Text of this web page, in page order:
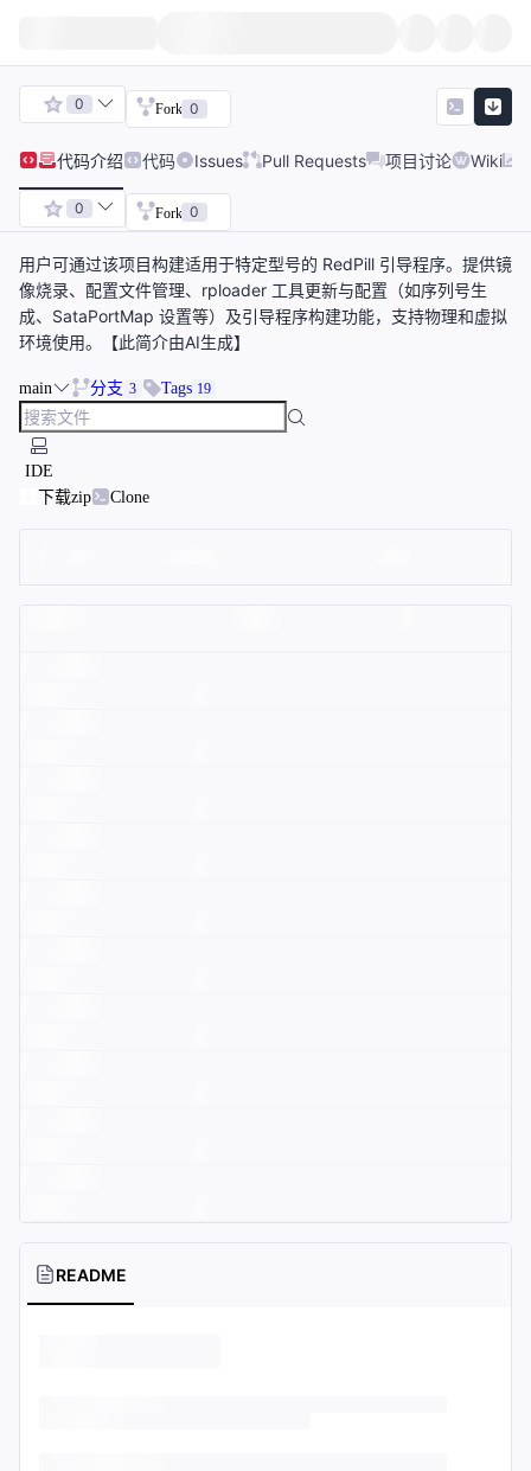
0 Fork 0
代码介绍 代码 Issues Pull Requests 项目讨论 Wiki
0 Fork 0
用户可通过该项目构建适用于特定型号的 RedPill 引导程序。提供镜
像烧录、配置文件管理、rploader 工具更新与配置（如序列号生
成、SataPortMap 设置等）及引导程序构建功能，支持物理和虚拟
环境使用。【此简介由AI生成】
main 分支 3 Tags 19
IDE
下载zip
Clone
README